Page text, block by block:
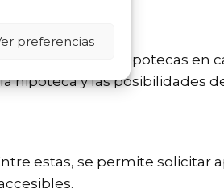
preferencias
de sus hipotecas en
hipoteca y las posibilidades
estas, se permite solicitar